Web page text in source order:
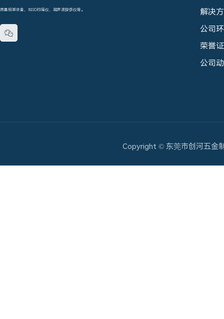
质量检测设备，如3D扫描仪、超声波探伤仪等。

解决
公司
荣誉
公司
Copyright © 东莞市创河五金